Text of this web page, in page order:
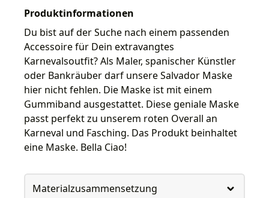
Produktinformationen
Du bist auf der Suche nach einem passenden
Accessoire für Dein extravangtes
Karnevalsoutfit? Als Maler, spanischer Künstler
oder Bankräuber darf unsere Salvador Maske
hier nicht fehlen. Die Maske ist mit einem
Gummiband ausgestattet. Diese geniale Maske
passt perfekt zu unserem roten Overall an
Karneval und Fasching. Das Produkt beinhaltet
eine Maske. Bella Ciao!
Materialzusammensetzung